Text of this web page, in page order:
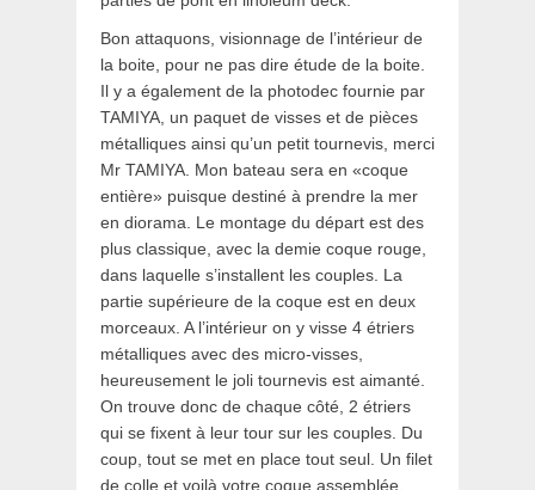
Bon attaquons, visionnage de l’intérieur de
la boite, pour ne pas dire étude de la boite.
Il y a également de la photodec fournie par
TAMIYA, un paquet de visses et de pièces
métalliques ainsi qu’un petit tournevis, merci
Mr TAMIYA. Mon bateau sera en «coque
entière» puisque destiné à prendre la mer
en diorama. Le montage du départ est des
plus classique, avec la demie coque rouge,
dans laquelle s’installent les couples. La
partie supérieure de la coque est en deux
morceaux. A l’intérieur on y visse 4 étriers
métalliques avec des micro-visses,
heureusement le joli tournevis est aimanté.
On trouve donc de chaque côté, 2 étriers
qui se fixent à leur tour sur les couples. Du
coup, tout se met en place tout seul. Un filet
de colle et voilà votre coque assemblée.